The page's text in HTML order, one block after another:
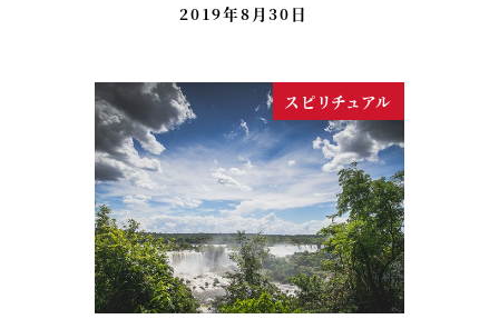
2019年8月30日
スピリチュアル